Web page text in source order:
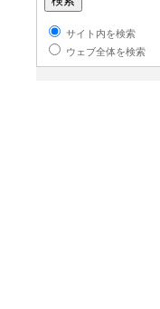
サイト内を検索
ウェブ全体を検索